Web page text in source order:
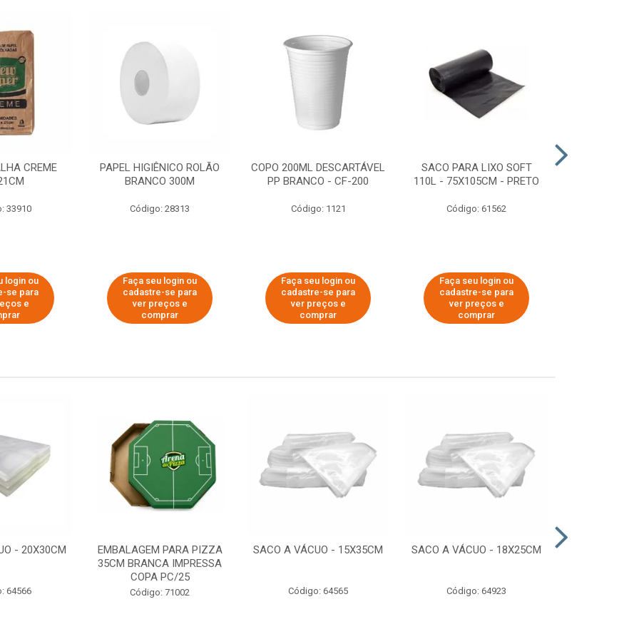
CREME
33910
login ou
se para
e
PAPEL HIGIÊNICO ROLÃO
BRANCO 300M
Código: 28313
Faça seu login ou
cadastre-se para
ver preços e
comprar
COPO 200ML DESCARTÁVEL
PP BRANCO - CF-200
Código: 1121
Faça seu login ou
cadastre-se para
ver preços e
comprar
SACO PARA LIXO SOFT
110L - 75X105CM - PRETO
Código: 61562
Faça seu login ou
cadastre-se para
ver preços e
comprar
- 20X30CM
64566
EMBALAGEM PARA PIZZA
35CM BRANCA IMPRESSA
COPA PC/25
Código: 71002
SACO A VÁCUO - 15X35CM
Código: 64565
SACO A VÁCUO - 18X25CM
Código: 64923